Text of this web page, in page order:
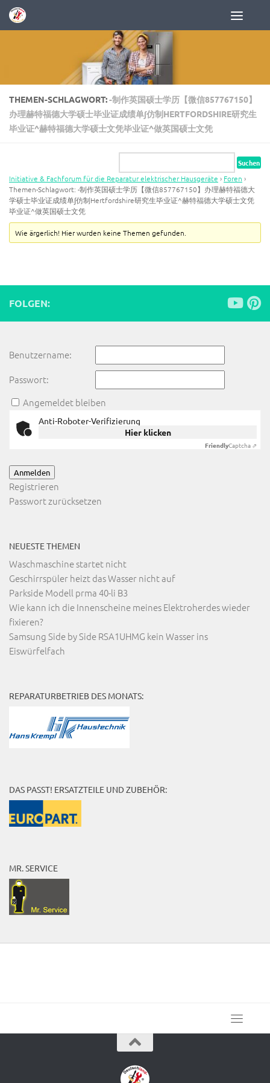
Zum Inhalt springen
THEMEN-SCHLAGWORT:-制作英国硕士学历【微信857767150】
办理赫特福德大学硕士毕业证成绩单∫仿制HERTFORDSHIRE研究生
毕业证^赫特福德大学硕士文凭毕业证^做英国硕士文凭
Initiative & Fachforum für die Reparatur elektrischer Hausgeräte › Foren ›
Themen-Schlagwort: -制作英国硕士学历【微信857767150】办理赫特福德大
学硕士毕业证成绩单∫仿制Hertfordshire研究生毕业证^赫特福德大学硕士文凭
毕业证^做英国硕士文凭
Wie ärgerlich! Hier wurden keine Themen gefunden.
FOLGEN:
Benutzername:
Passwort:
Angemeldet bleiben
Anti-Roboter-Verifizierung
Hier klicken
FriendlyCaptcha ⇗
Anmelden
Registrieren
Passwort zurücksetzen
NEUESTE THEMEN
Waschmaschine startet nicht
Geschirrspüler heizt das Wasser nicht auf
Parkside Modell prma 40-li B3
Wie kann ich die Innenscheine meines Elektroherdes wieder
fixieren?
Samsung Side by Side RSA1UHMG kein Wasser ins
Eiswürfelfach
REPARATURBETRIEB DES MONATS:
DAS PASST! ERSATZTEILE UND ZUBEHÖR:
MR. SERVICE